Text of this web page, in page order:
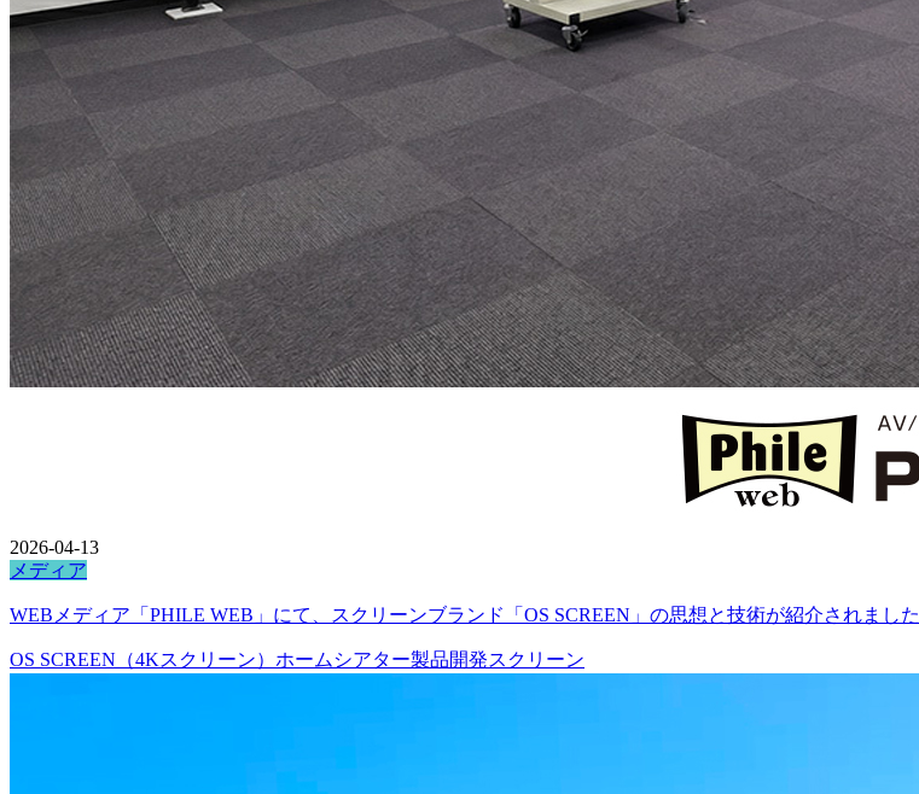
2026-04-13
メディア
WEBメディア「PHILE WEB」にて、スクリーンブランド「OS SCREEN」の思想と技術が紹介されました
OS SCREEN（4Kスクリーン） ホームシアター製品開発スクリーン